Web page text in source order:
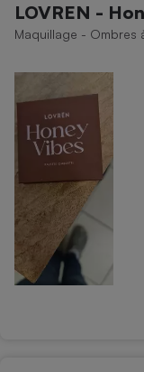
LOVREN -
Maquillage - Ombres